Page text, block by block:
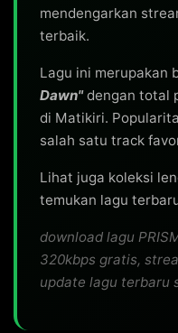
mendengarkan
terbaik.
Lagu ini merupakan
Dawn"dengan total
di Matikiri.
salah satu track
Lihat juga koleksi
temukan lagu
download lagu
320kbps gratis,
update lagu terbaru